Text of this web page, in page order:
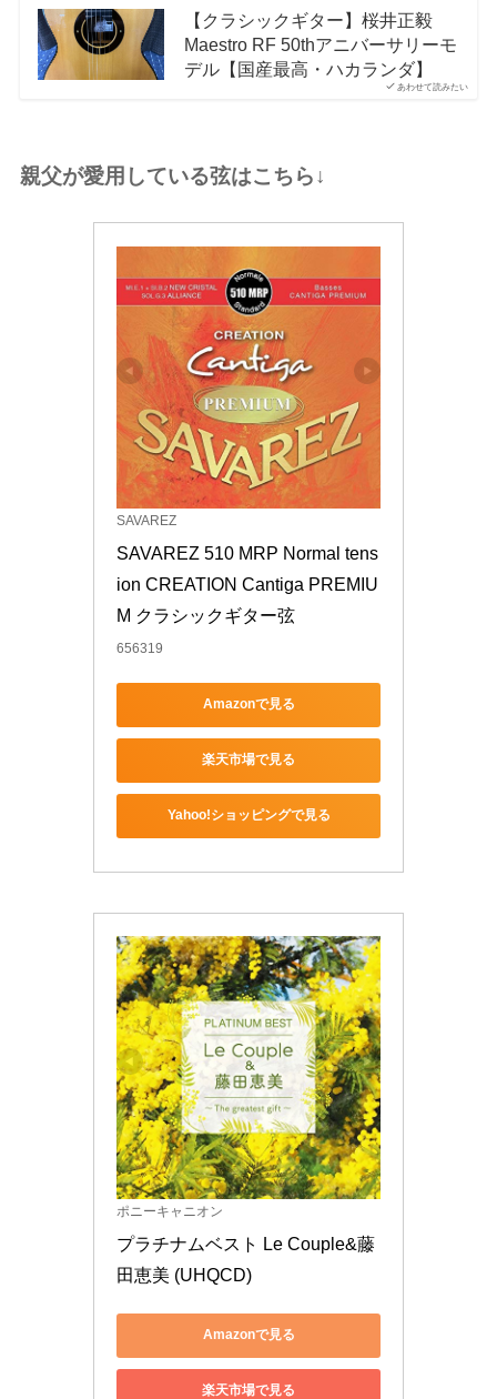
あわせて読みたい
【クラシックギター】桜井正毅
Maestro RF 50thアニバーサリーモ
デル【国産最高・ハカランダ】
親父が愛用している弦はこちら↓
SAVAREZ
SAVAREZ 510 MRP Normal tens
ion CREATION Cantiga PREMIU
M クラシックギター弦
656319
Amazonで見る
楽天市場で見る
Yahoo!ショッピングで見る
ポニーキャニオン
プラチナムベスト Le Couple&藤
田恵美 (UHQCD)
Amazonで見る
楽天市場で見る